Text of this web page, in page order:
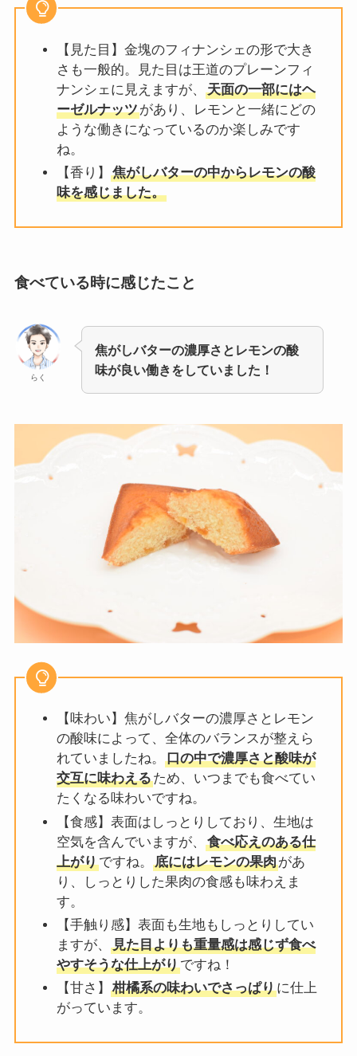
【見た目】金塊のフィナンシェの形で大き
さも一般的。見た目は王道のプレーンフィ
ナンシェに見えますが、
天面の一部にはヘ
ーゼルナッツがあり、レモンと一緒にどの
ような働きになっているのか楽しみです
ね。
【香り】
焦がしバターの中からレモンの酸
味を感じました。
食べている時に感じたこと
らく
焦がしバターの濃厚さとレモンの酸
味が良い働きをしていました！
【味わい】焦がしバターの濃厚さとレモン
の酸味によって、全体のバランスが整えら
れていましたね。
口の中で濃厚さと酸味が
交互に味わえるため、いつまでも食べてい
たくなる味わいですね。
【食感】表面はしっとりしており、生地は
空気を含んでいますが、
食べ応えのある仕
上がりですね。 底にはレモンの果肉があ
り、しっとりした果肉の食感も味わえま
す。
【手触り感】表面も生地もしっとりしてい
ますが、
見た目よりも重量感は感じず食べ
やすそうな仕上がりですね！
【甘さ】
柑橘系の味わいでさっぱりに仕上
がっています。